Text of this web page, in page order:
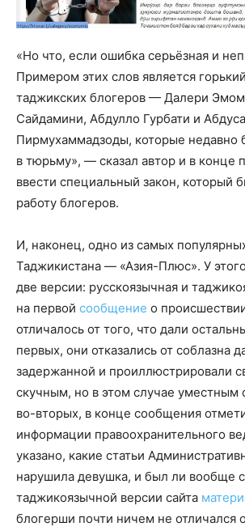
«Но что, если ошибка серьёзная и
Примером этих слов является
таджикских блогеров — Далери
Сайдамини, Абдулло Гурбати и
Пирмухаммадзоды, которые недавно
в тюрьму», — сказал автор и в конце
ввести специальный закон, который
работу блогеров.
И, наконец, одно из самых
Таджикистана — «Азия-Плюс». У
две версии: русскоязычная и
на первой сообщение о
отличалось от того, что дали
первых, они отказались от соблазна
задержанной и проиллюстрировали
скучным, но в этом случае уместным
во-вторых, в конце сообщения
информации правоохранительного
указано, какие статьи
нарушила девушка, и был ли вообще
таджикоязычной версии сайта
блогерши почти ничем не отличался